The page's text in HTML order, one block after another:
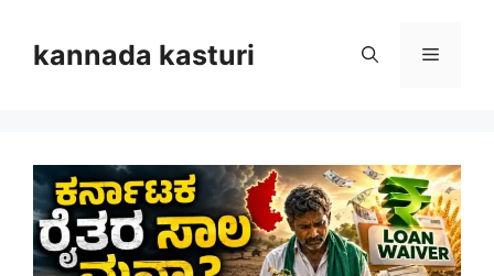
contentkannada kasturi Menu